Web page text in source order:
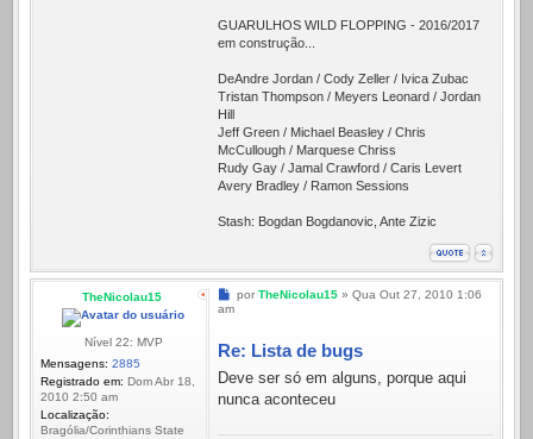
GUARULHOS WILD FLOPPING - 2016/2017
em construção...
DeAndre Jordan / Cody Zeller / Ivica Zubac
Tristan Thompson / Meyers Leonard / Jordan
Hill
Jeff Green / Michael Beasley / Chris
McCullough / Marquese Chriss
Rudy Gay / Jamal Crawford / Caris Levert
Avery Bradley / Ramon Sessions
Stash: Bogdan Bogdanovic, Ante Zizic
TheNicolau15
Nível 22: MVP
Mensagens: 2885
Registrado em: Dom Abr 18,
2010 2:50 am
Localização:
Bragólia/Corinthians State
Mensagem
por TheNicolau15» Qua Out 27, 2010 1:06
am
Re: Lista de bugs
Deve ser só em alguns, porque aqui
nunca aconteceu